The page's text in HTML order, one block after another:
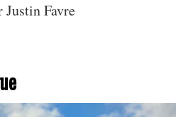
Justin Favre